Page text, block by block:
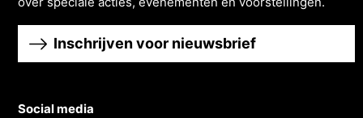
Inschrijven voor nieuwsbrief
Social media